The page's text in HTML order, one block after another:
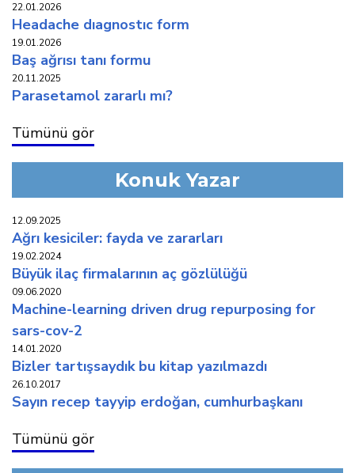
22.01.2026
headache diagnostic form
19.01.2026
baş ağrisi tani formu
20.11.2025
parasetamol zararli mi?
Tümünü gör
Konuk Yazar
12.09.2025
ağri kesi̇ci̇ler: fayda ve zararlari
19.02.2024
büyük i̇laç fi̇rmalarinin aç gözlülüğü
09.06.2020
machine-learning driven drug repurposing for
sars-cov-2
14.01.2020
bi̇zler tartişsaydik bu ki̇tap yazilmazdi
26.10.2017
sayın recep tayyip erdoğan, cumhurbaşkanı
Tümünü gör